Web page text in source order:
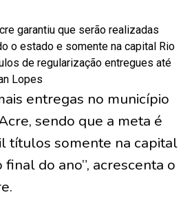
garantiu que serão realizadas
o estado e somente na capital Rio
de regularização entregues até
Lopes
entregas no município
sendo que a meta é
títulos somente na capital
final do ano”, acrescenta o